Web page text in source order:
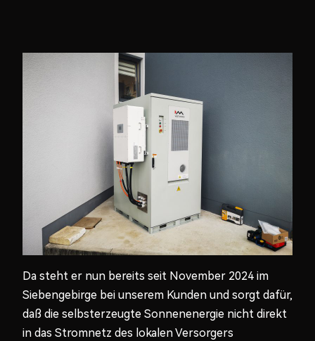
Da steht er nun bereits seit November 2024 im
Siebengebirge bei unserem Kunden und sorgt dafür,
daß die selbsterzeugte Sonnenenergie nicht direkt
in das Stromnetz des lokalen Versorgers